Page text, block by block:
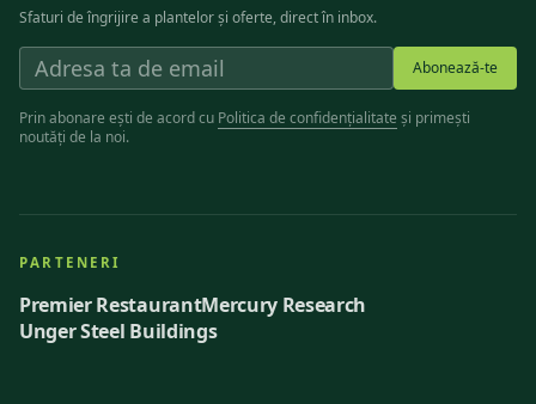
Sfaturi de îngrijire a plantelor și oferte, direct în inbox.
Abonează-te
Prin abonare ești de acord cu Politica de confidențialitate și primești
noutăți de la noi.
PARTENERI
Premier RestaurantMercury Research
Unger Steel Buildings